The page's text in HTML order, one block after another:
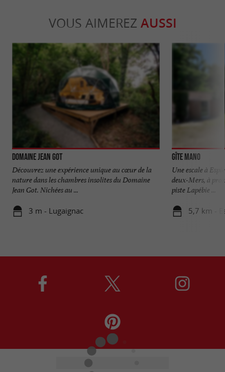
VOUS AIMEREZ AUSSI
Domaine Jean Got
Découvrez une expérience unique au cœur de la
nature dans les chambres insolites du Domaine
Jean Got. Nichées au ...
3 m - Lugaignac
Gîte Mano
Une escale à
deux-Mers, à
piste Lapébie ...
5,7 km -